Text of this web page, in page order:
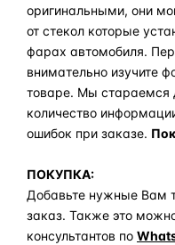
оригинальными, они
от стекол которые
фарах автомобиля.
внимательно изучите
товаре. Мы стараемся
количество
ошибок при заказе.
ПОКУПКА:
Добавьте нужные Вам
заказ. Также это
консультантов по